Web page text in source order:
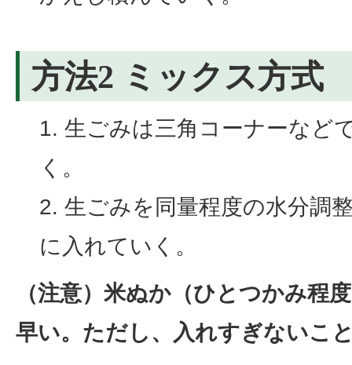
方法2 ミックス方式
生ごみは三角コーナーなど
く。
生ごみを同量程度の水分調
に入れていく。
（注意）米ぬか（ひとつかみ程
早い。ただし、入れすぎないこ